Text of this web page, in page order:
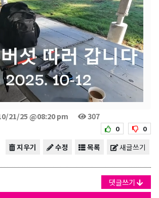
21/25 @08:20 pm 307
0 0
새글쓰기
목록
수정
지우기
댓글쓰기